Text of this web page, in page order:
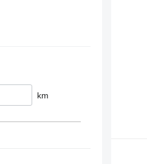
km